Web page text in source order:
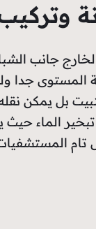
جانب
المستوى
بل يمكن
الماء حيث
تام